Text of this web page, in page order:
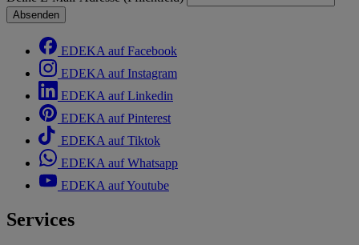
Absenden
EDEKA auf Facebook
EDEKA auf Instagram
EDEKA auf Linkedin
EDEKA auf Pinterest
EDEKA auf Tiktok
EDEKA auf Whatsapp
EDEKA auf Youtube
Services